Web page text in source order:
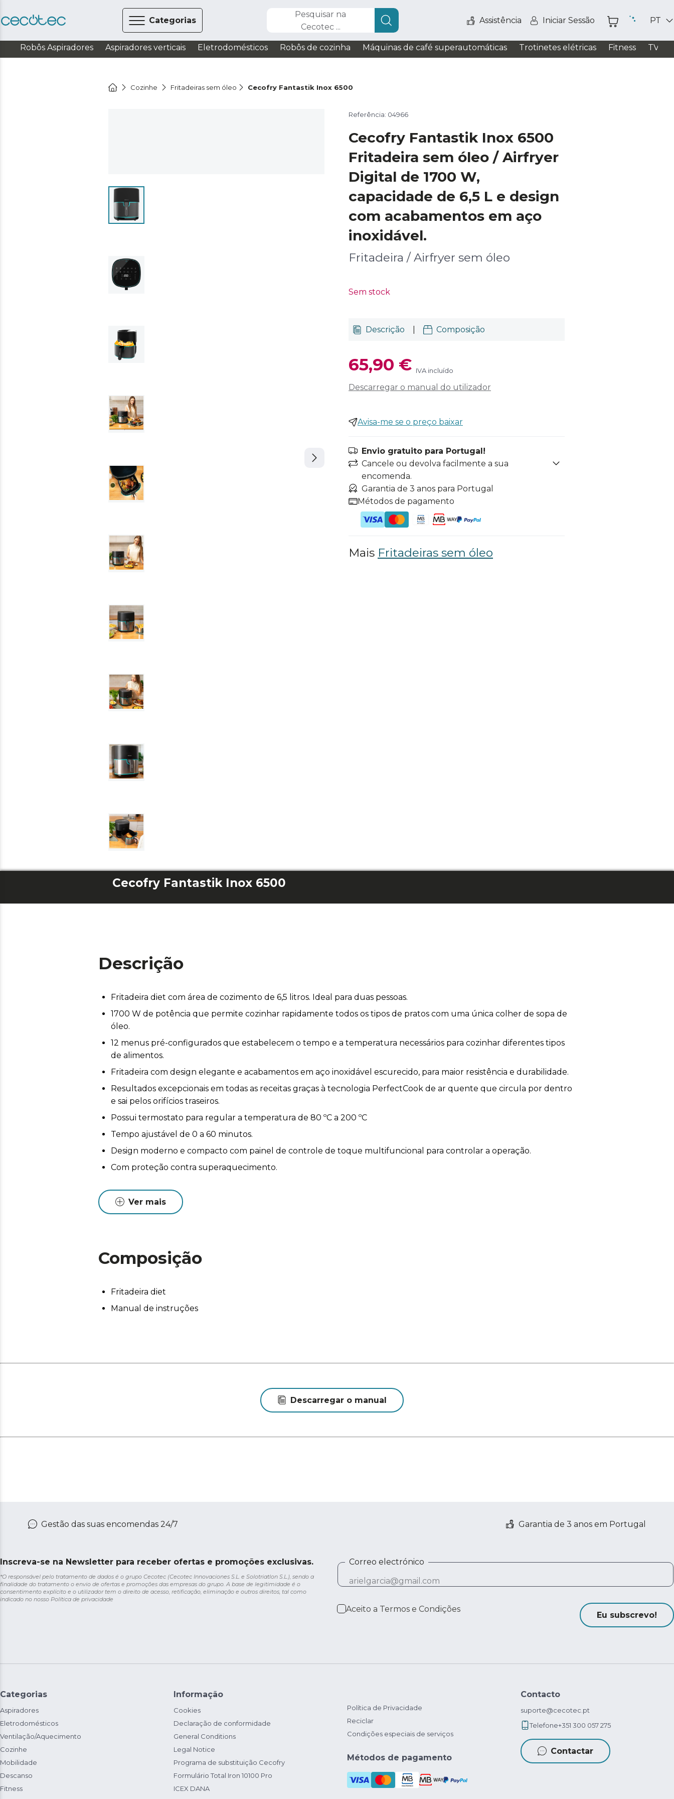
Categorias
Pesquisar na
Cecotec ...
Assistência Iniciar Sessão PT
Robôs Aspiradores Aspiradores verticais Eletrodomésticos Robôs de cozinha Máquinas de café superautomáticas Trotinetes elétricas Fitness TV /
Cozinhe Fritadeiras sem óleo Cecofry Fantastik Inox 6500
Referência: 04966
Cecofry Fantastik Inox 6500
Fritadeira sem óleo / Airfryer
Digital de 1700 W,
capacidade de 6,5 L e design
com acabamentos em aço
inoxidável.
Fritadeira / Airfryer sem óleo
Sem stock
Descrição Composição
65,90 € IVA incluído
Descarregar o manual do utilizador
Avisa-me se o preço baixar
Envio gratuito para Portugal!
Cancele ou devolva facilmente a sua
encomenda.
Garantia de 3 anos para Portugal
Métodos de pagamento
Mais Fritadeiras sem óleo
Cecofry Fantastik Inox 6500
Descrição
Fritadeira diet com área de cozimento de 6,5 litros. Ideal para duas pessoas.
1700 W de potência que permite cozinhar rapidamente todos os tipos de pratos com uma única colher de sopa de
óleo.
12 menus pré-configurados que estabelecem o tempo e a temperatura necessários para cozinhar diferentes tipos
de alimentos.
Fritadeira com design elegante e acabamentos em aço inoxidável escurecido, para maior resistência e durabilidade.
Resultados excepcionais em todas as receitas graças à tecnologia PerfectCook de ar quente que circula por dentro
e sai pelos orifícios traseiros.
Possui termostato para regular a temperatura de 80 ºC a 200 ºC
Tempo ajustável de 0 a 60 minutos.
Design moderno e compacto com painel de controle de toque multifuncional para controlar a operação.
Com proteção contra superaquecimento.
Ver mais
Composição
Fritadeira diet
Manual de instruções
Descarregar o manual
Gestão das suas encomendas 24/7 Garantia de 3 anos em Portugal
Inscreva-se na Newsletter para receber ofertas e promoções exclusivas.
*O responsável pelo tratamento de dados é o grupo Cecotec (Cecotec Innovaciones S.L. e Solotriatlon S.L.), sendo a
finalidade do tratamento o envio de ofertas e promoções das empresas do grupo. A base de legitimidade é o
consentimento explícito e o utilizador tem o direito de acesso, retificação, eliminação e outros direitos, tal como
indicado no nosso Política de privacidade
Correo electrónico
Aceito a Termos e Condições
Eu subscrevo!
Categorias
Aspiradores
Eletrodomésticos
Ventilação/Aquecimento
Cozinhe
Mobilidade
Descanso
Fitness
Informação
Cookies
Declaração de conformidade
General Conditions
Legal Notice
Programa de substituição Cecofry
Formulário Total Iron 10100 Pro
ICEX DANA
Política de Privacidade
Reciclar
Condições especiais de serviços
Métodos de pagamento
Contacto
suporte@cecotec.pt
Telefone+351 300 057 275
Contactar